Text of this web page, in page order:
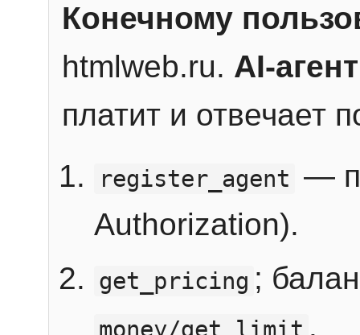
Конечному
htmlweb.ru. AI-агент
платит и отвечает
register_agent —
Authorization).
get_pricing ;
.